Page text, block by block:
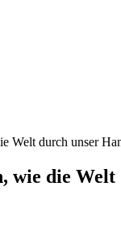
Welt durch unser
wie die